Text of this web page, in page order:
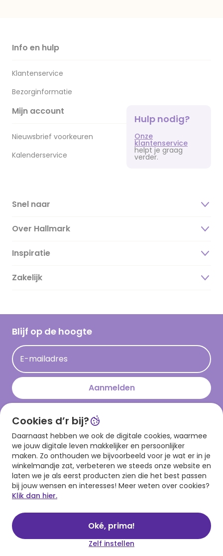
Info en hulp
Klantenservice
Bezorginformatie
Mijn account
Nieuwsbrief voorkeuren
Kalenderservice
Hulp nodig?
Onze
klantenservice
helpt je graag
verder.
Snel naar
Over Hallmark
Over ons
Duurzaamheid
Hallmark Kaartclub
Acties
Persberichten
Hallmark en Kinderpostzegels
Inspiratie
Magazine
Cadeau inspiratie
Kaartinspiratie
Zakelijk
Blijf op de hoogte
E-mailadres
Aanmelden
Download onze app
Cookies d’r bij?
Daarnaast hebben we ook de digitale cookies, waarmee
we jouw digitale leven makkelijker en persoonlijker
maken. Zo onthouden we bijvoorbeeld voor je wat er in je
winkelmandje zat, verbeteren we steeds onze website en
laten we je als eerst producten zien die het best passen
bij jouw wensen en interesses! Meer weten over cookies?
Klik dan hier.
Oké, prima!
Zelf instellen